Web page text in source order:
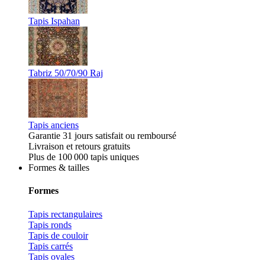
Tapis Ispahan
Tabriz 50/70/90 Raj
Tapis anciens
Garantie 31 jours satisfait ou remboursé
Livraison et retours gratuits
Plus de 100 000 tapis uniques
Formes & tailles
Formes
Tapis rectangulaires
Tapis ronds
Tapis de couloir
Tapis carrés
Tapis ovales